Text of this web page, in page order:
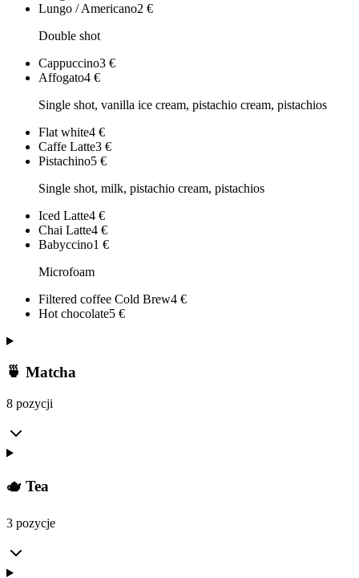
Lungo / Americano2 €
Double shot
Cappuccino3 €
Affogato4 €
Single shot, vanilla ice cream, pistachio cream, pistachios
Flat white4 €
Caffe Latte3 €
Pistachino5 €
Single shot, milk, pistachio cream, pistachios
Iced Latte4 €
Chai Latte4 €
Babyccino1 €
Microfoam
Filtered coffee Cold Brew4 €
Hot chocolate5 €
🍵 Matcha
8 pozycji
🫖 Tea
3 pozycje